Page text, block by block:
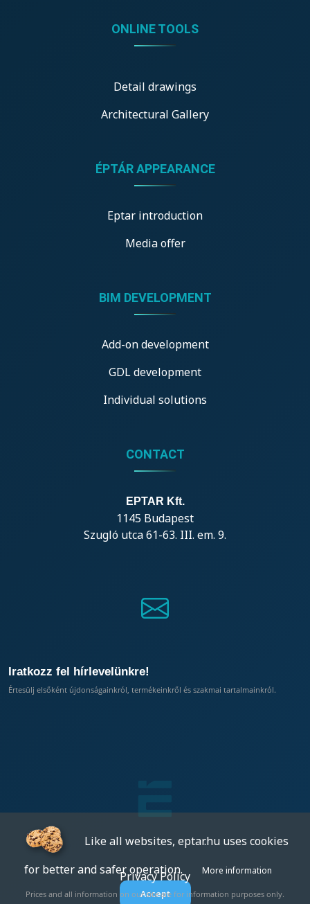
ONLINE TOOLS
Detail drawings
Architectural Gallery
ÉPTÁR APPEARANCE
Eptar introduction
Media offer
BIM DEVELOPMENT
Add-on development
GDL development
Individual solutions
CONTACT
EPTAR Kft.
1145 Budapest
Szugló utca 61-63. III. em. 9.
Iratkozz fel hírlevelünkre!
Értesülj elsőként újdonságainkról, termékeinkről és szakmai tartalmainkról.
Privacy Policy
Prices and all information on our site are for information purposes only.
Like all websites, eptar.hu uses cookies
for better and safer operation.
More information
Accept